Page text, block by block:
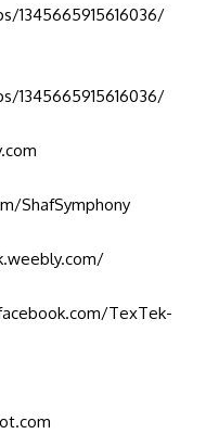
1345665915616036/
1345665915616036/
ShafSymphony
TexTek-